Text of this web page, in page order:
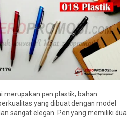
merupakan pen plastik, bahan
yang dibuat dengan model
sangat elegan. Pen yang memiliki dua